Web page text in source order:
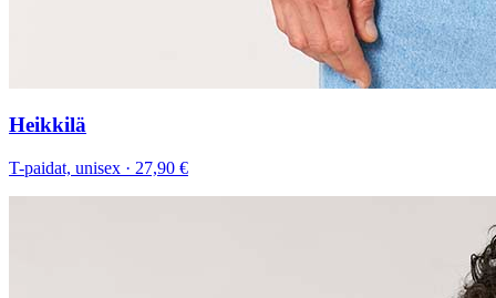
Heikkilä
T-paidat, unisex · 27,90 €